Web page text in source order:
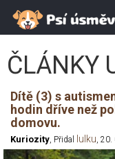
ČLÁNKY
Dítě (3) s
hodin dříve než
domovu.
Kuriozity, Přidal lulku, 20.